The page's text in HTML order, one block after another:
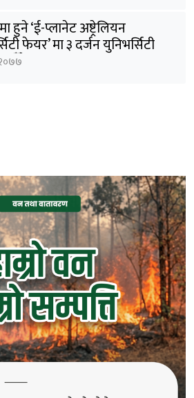
हुने ‘ई-प्लानेट अष्ट्रेलियन
फेयर’ मा ३ दर्जन युनिभर्सिटी
हुँदैछन् : शर्मा